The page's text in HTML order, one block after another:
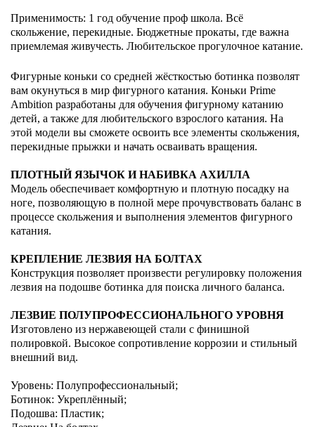
Применимость: 1 год обучение проф школа. Всё
скольжение, перекидные. Бюджетные прокаты, где важна
приемлемая живучесть. Любительское прогулочное катание.
Фигурные коньки со средней жёсткостью ботинка позволят
вам окунуться в мир фигурного катания. Коньки Prime
Ambition разработаны для обучения фигурному катанию
детей, а также для любительского взрослого катания. На
этой модели вы сможете освоить все элементы скольжения,
перекидные прыжки и начать осваивать вращения.
ПЛОТНЫЙ ЯЗЫЧОК И НАБИВКА АХИЛЛА
Модель обеспечивает комфортную и плотную посадку на
ноге, позволяющую в полной мере прочувствовать баланс в
процессе скольжения и выполнения элементов фигурного
катания.
КРЕПЛЕНИЕ ЛЕЗВИЯ НА БОЛТАХ
Конструкция позволяет произвести регулировку положения
лезвия на подошве ботинка для поиска личного баланса.
ЛЕЗВИЕ ПОЛУПРОФЕССИОНАЛЬНОГО УРОВНЯ
Изготовлено из нержавеющей стали с финишной
полировкой. Высокое сопротивление коррозии и стильный
внешний вид.
Уровень: Полупрофессиональный;
Ботинок: Укреплённый;
Подошва: Пластик;